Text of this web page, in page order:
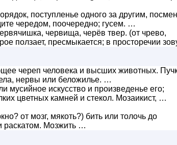
поступленье одного за другим,
чередом, поочередно; гусем. …
червища, черёв твер. (от чрево,
ползает, пресмыкается; в просторечии
череп человека и высших животных.
нервы или беложилье. …
мусийное искусство и произведенье его;
цветных камней и стекол. Мозаикист, …
от мозг, мякоть?) бить или толочь до
раскатом. Мозжить …